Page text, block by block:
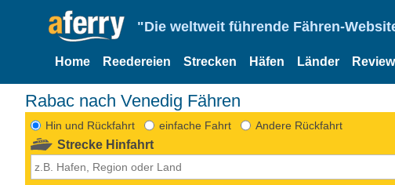
"Die weltweit führende Fähren-
Home Reedereien Strecken Häfen Länder
Rabac nach Venedig Fähren
Hin und Rückfahrt einfache Fahrt Andere Rückfahrt
Strecke Hinfahrt